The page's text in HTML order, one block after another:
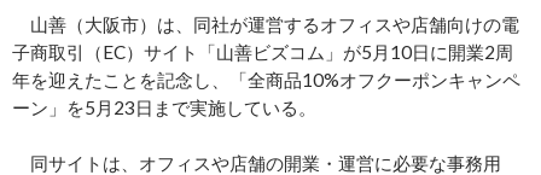
山善（大阪市）は、同社が運営するオフィスや店舗向けの電
子商取引（EC）サイト「山善ビズコム」が5月10日に開業2周
年を迎えたことを記念し、「全商品10%オフクーポンキャンペ
ーン」を5月23日まで実施している。
同サイトは、オフィスや店舗の開業・運営に必要な事務用